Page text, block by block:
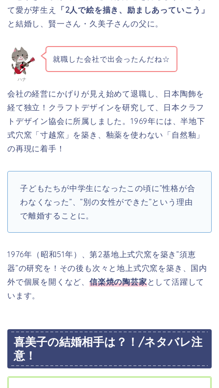
て愛が芽生え
「2人で絵を描き、励ましあっていこう」
と結婚し、賢一さん・久美子さんの父に。
ハナ
就職した会社で出会ったんだね☆
会社の経営にかげりが見え始めて退職し、日本陶飾を
経て独立！クラフトデザインを研究して、日本クラフ
トデザイン協会に所属しました。1969年には、半地下
式穴窯「寸越窯」を築き、釉薬を使わない「自然釉」
の再現に着手！
子どもたちが中学生になったこの頃に”性格が合
わなくなった”、”別の女性ができた”という理由
で離婚することに。
1976年（昭和51年）、第2基地上式穴窯を築き”須恵
器”の研究を！その後も次々と地上式穴窯を築き、国内
外で個展を開くなど、 信楽焼の陶芸家として活躍して
います。
喜美子の結婚相手は？！/ネタバレ注
意！